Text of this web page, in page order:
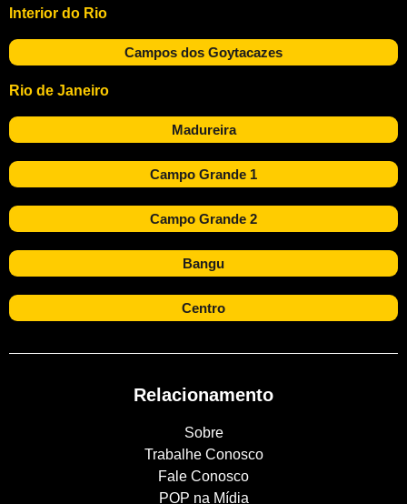
Interior do Rio
Campos dos Goytacazes
Rio de Janeiro
Madureira
Campo Grande 1
Campo Grande 2
Bangu
Centro
Relacionamento
Sobre
Trabalhe Conosco
Fale Conosco
POP na Mídia